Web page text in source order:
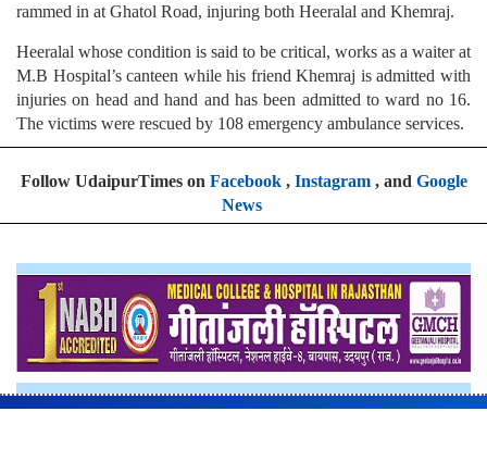
rammed in at Ghatol Road, injuring both Heeralal and Khemraj.
Heeralal whose condition is said to be critical, works as a waiter at
M.B Hospital’s canteen while his friend Khemraj is admitted with
injuries on head and hand and has been admitted to ward no 16.
The victims were rescued by 108 emergency ambulance services.
Follow UdaipurTimes on Facebook, Instagram, and Google
News